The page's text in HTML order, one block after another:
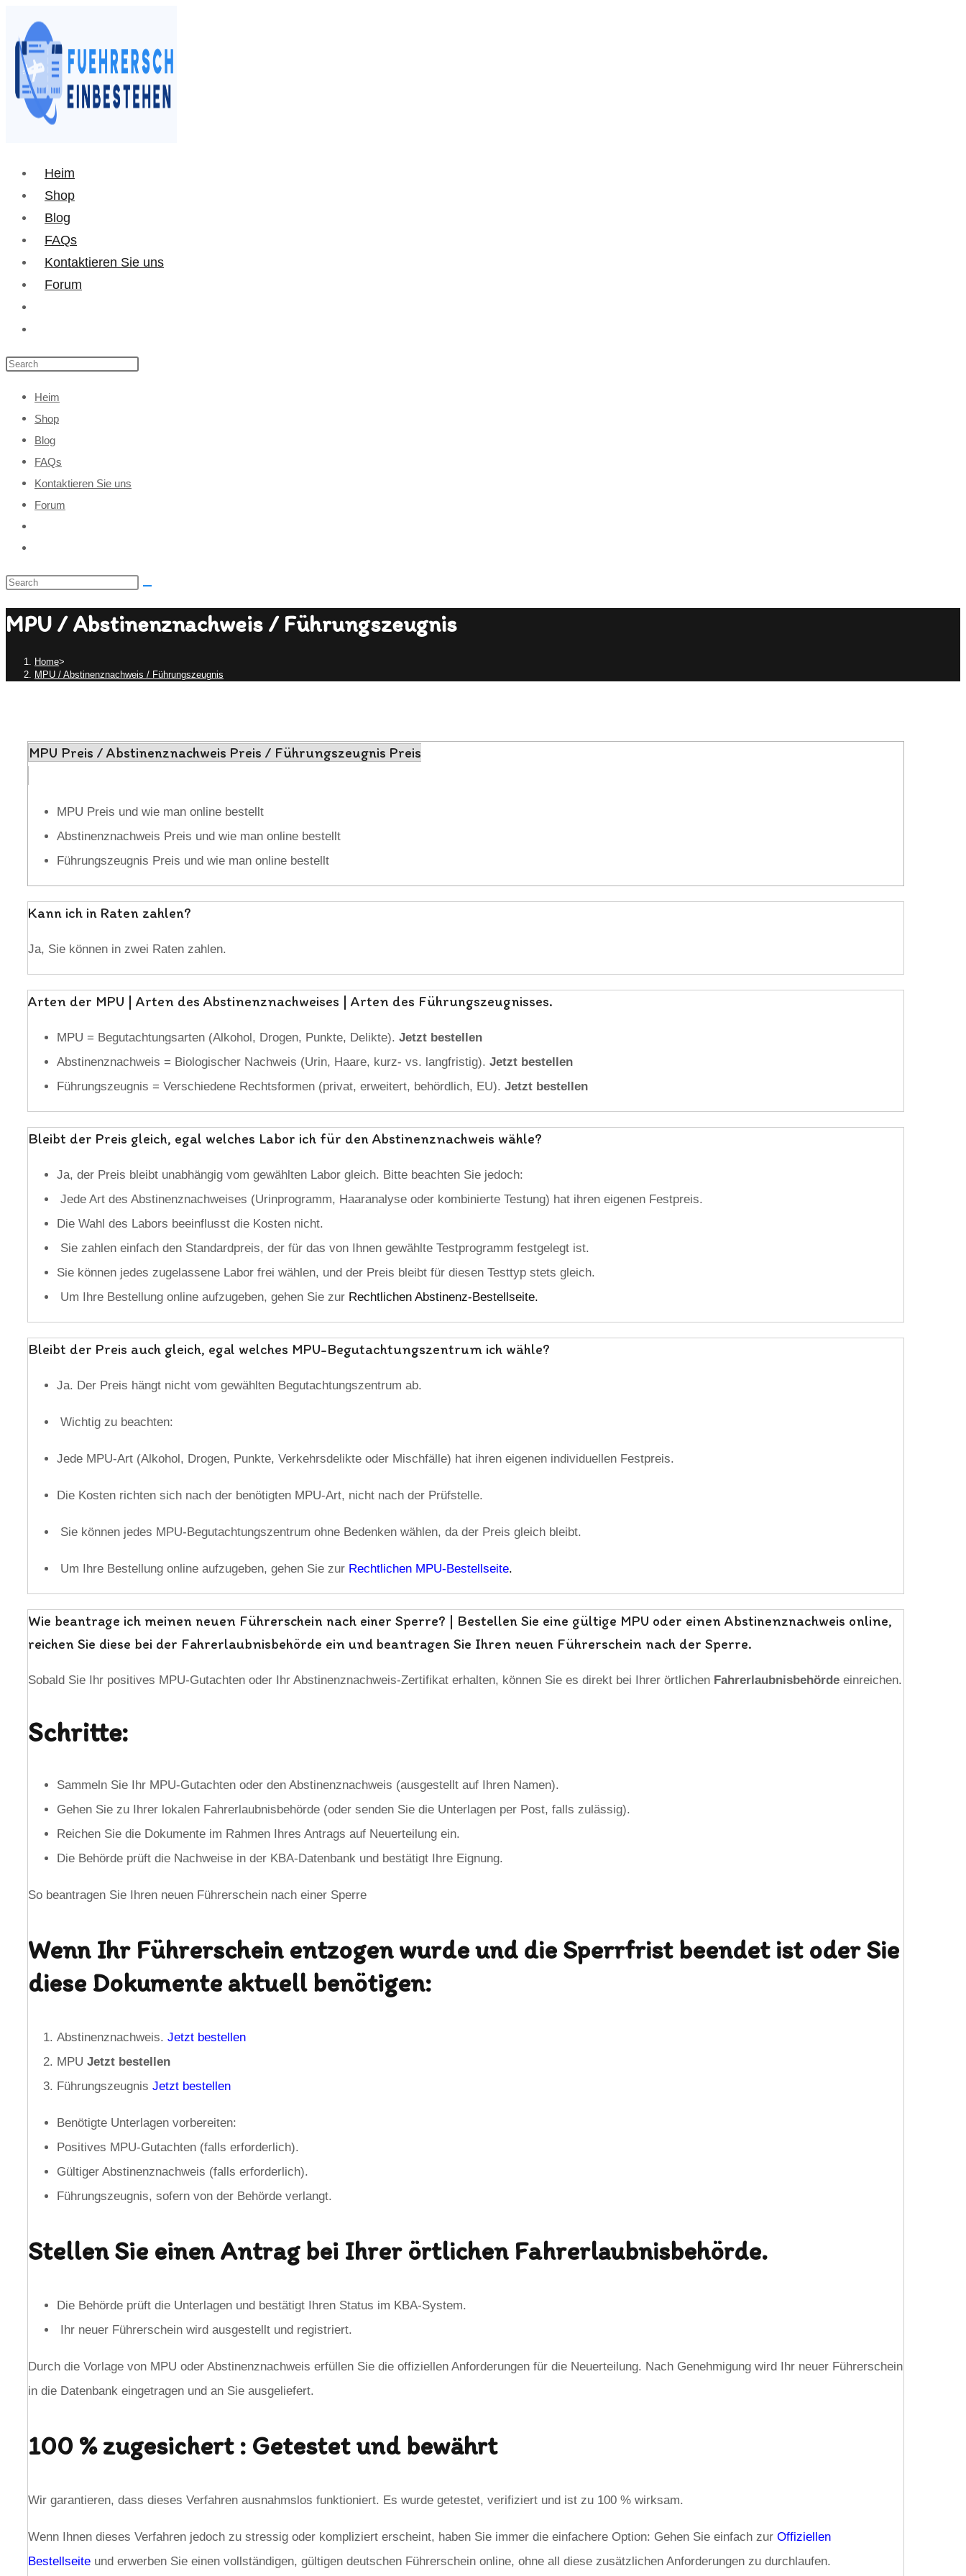
Heim
Shop
Blog
FAQs
Kontaktieren Sie uns
Forum
Heim
Shop
Blog
FAQs
Kontaktieren Sie uns
Forum
MPU / Abstinenznachweis / Führungszeugnis
Home>
MPU / Abstinenznachweis / Führungszeugnis
MPU Preis / Abstinenznachweis Preis / Führungszeugnis Preis
MPU Preis und wie man online bestellt
Abstinenznachweis Preis und wie man online bestellt
Führungszeugnis Preis und wie man online bestellt
Kann ich in Raten zahlen?
Ja, Sie können in zwei Raten zahlen.
Arten der MPU | Arten des Abstinenznachweises | Arten des Führungszeugnisses.
MPU = Begutachtungsarten (Alkohol, Drogen, Punkte, Delikte). Jetzt bestellen
Abstinenznachweis = Biologischer Nachweis (Urin, Haare, kurz- vs. langfristig). Jetzt bestellen
Führungszeugnis = Verschiedene Rechtsformen (privat, erweitert, behördlich, EU). Jetzt bestellen
Bleibt der Preis gleich, egal welches Labor ich für den Abstinenznachweis wähle?
Ja, der Preis bleibt unabhängig vom gewählten Labor gleich. Bitte beachten Sie jedoch:
Jede Art des Abstinenznachweises (Urinprogramm, Haaranalyse oder kombinierte Testung) hat ihren eigenen Festpreis.
Die Wahl des Labors beeinflusst die Kosten nicht.
Sie zahlen einfach den Standardpreis, der für das von Ihnen gewählte Testprogramm festgelegt ist.
Sie können jedes zugelassene Labor frei wählen, und der Preis bleibt für diesen Testtyp stets gleich.
Um Ihre Bestellung online aufzugeben, gehen Sie zur Rechtlichen Abstinenz-Bestellseite.
Bleibt der Preis auch gleich, egal welches MPU-Begutachtungszentrum ich wähle?
Ja. Der Preis hängt nicht vom gewählten Begutachtungszentrum ab.
Wichtig zu beachten:
Jede MPU-Art (Alkohol, Drogen, Punkte, Verkehrsdelikte oder Mischfälle) hat ihren eigenen individuellen Festpreis.
Die Kosten richten sich nach der benötigten MPU-Art, nicht nach der Prüfstelle.
Sie können jedes MPU-Begutachtungszentrum ohne Bedenken wählen, da der Preis gleich bleibt.
Um Ihre Bestellung online aufzugeben, gehen Sie zur Rechtlichen MPU-Bestellseite.
Wie beantrage ich meinen neuen Führerschein nach einer Sperre? | Bestellen Sie eine gültige MPU oder einen Abstinenznachweis online,
reichen Sie diese bei der Fahrerlaubnisbehörde ein und beantragen Sie Ihren neuen Führerschein nach der Sperre.
Sobald Sie Ihr positives MPU-Gutachten oder Ihr Abstinenznachweis-Zertifikat erhalten, können Sie es direkt bei Ihrer örtlichen Fahrerlaubnisbehörde einreichen.
Schritte:
Sammeln Sie Ihr MPU-Gutachten oder den Abstinenznachweis (ausgestellt auf Ihren Namen).
Gehen Sie zu Ihrer lokalen Fahrerlaubnisbehörde (oder senden Sie die Unterlagen per Post, falls zulässig).
Reichen Sie die Dokumente im Rahmen Ihres Antrags auf Neuerteilung ein.
Die Behörde prüft die Nachweise in der KBA-Datenbank und bestätigt Ihre Eignung.
So beantragen Sie Ihren neuen Führerschein nach einer Sperre
Wenn Ihr Führerschein entzogen wurde und die Sperrfrist beendet ist oder Sie
diese Dokumente aktuell benötigen:
Abstinenznachweis. Jetzt bestellen
MPU Jetzt bestellen
Führungszeugnis Jetzt bestellen
Benötigte Unterlagen vorbereiten:
Positives MPU-Gutachten (falls erforderlich).
Gültiger Abstinenznachweis (falls erforderlich).
Führungszeugnis, sofern von der Behörde verlangt.
Stellen Sie einen Antrag bei Ihrer örtlichen Fahrerlaubnisbehörde.
Die Behörde prüft die Unterlagen und bestätigt Ihren Status im KBA-System.
Ihr neuer Führerschein wird ausgestellt und registriert.
Durch die Vorlage von MPU oder Abstinenznachweis erfüllen Sie die offiziellen Anforderungen für die Neuerteilung. Nach Genehmigung wird Ihr neuer Führerschein
in die Datenbank eingetragen und an Sie ausgeliefert.
100 % zugesichert : Getestet und bewährt
Wir garantieren, dass dieses Verfahren ausnahmslos funktioniert. Es wurde getestet, verifiziert und ist zu 100 % wirksam.
Wenn Ihnen dieses Verfahren jedoch zu stressig oder kompliziert erscheint, haben Sie immer die einfachere Option: Gehen Sie einfach zur Offiziellen
Bestellseite und erwerben Sie einen vollständigen, gültigen deutschen Führerschein online, ohne all diese zusätzlichen Anforderungen zu durchlaufen.